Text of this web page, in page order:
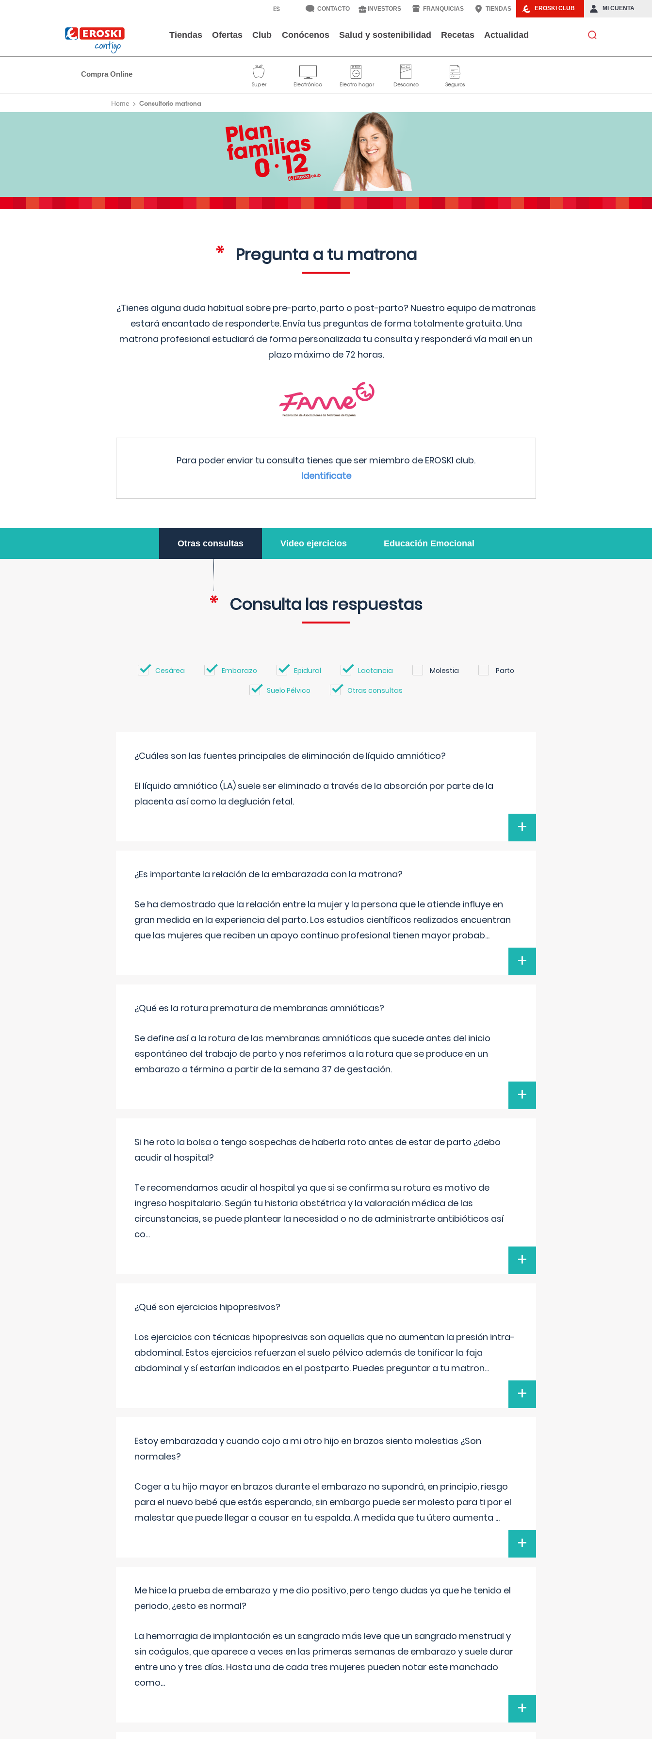
EROSKI CLUB MI CUENTA
CONTACTO INVESTORS FRANQUICIAS TIENDAS
Tiendas Ofertas Club Conócenos Salud y sostenibilidad Recetas Actualidad
Compra Online
Home Consultorio matrona
Pregunta a tu matrona
¿Tienes alguna duda habitual sobre pre-parto, parto o post-parto? Nuestro equipo de matronas
estará encantado de responderte. Envía tus preguntas de forma totalmente gratuita. Una
matrona profesional estudiará de forma personalizada tu consulta y responderá vía mail en un
plazo máximo de 72 horas.
Para poder enviar tu consulta tienes que ser miembro de EROSKI club.
Identificate
Otras consultas Video ejercicios Educación Emocional
Consulta las respuestas
Cesárea Embarazo Epidural Lactancia Molestia Parto
Suelo Pélvico Otras consultas
¿Cuáles son las fuentes principales de eliminación de líquido amniótico?
El líquido amniótico (LA) suele ser eliminado a través de la absorción por parte de la
placenta así como la deglución fetal.
+
¿Es importante la relación de la embarazada con la matrona?
Se ha demostrado que la relación entre la mujer y la persona que le atiende influye en
gran medida en la experiencia del parto. Los estudios científicos realizados encuentran
que las mujeres que reciben un apoyo continuo profesional tienen mayor probab...
+
¿Qué es la rotura prematura de membranas amnióticas?
Se define así a la rotura de las membranas amnióticas que sucede antes del inicio
espontáneo del trabajo de parto y nos referimos a la rotura que se produce en un
embarazo a término a partir de la semana 37 de gestación.
+
Si he roto la bolsa o tengo sospechas de haberla roto antes de estar de parto ¿debo
acudir al hospital?
Te recomendamos acudir al hospital ya que si se confirma su rotura es motivo de
ingreso hospitalario. Según tu historia obstétrica y la valoración médica de las
circunstancias, se puede plantear la necesidad o no de administrarte antibióticos así
co...
+
¿Qué son ejercicios hipopresivos?
Los ejercicios con técnicas hipopresivas son aquellas que no aumentan la presión intra-
abdominal. Estos ejercicios refuerzan el suelo pélvico además de tonificar la faja
abdominal y sí estarían indicados en el postparto. Puedes preguntar a tu matron...
+
Estoy embarazada y cuando cojo a mi otro hijo en brazos siento molestias ¿Son
normales?
Coger a tu hijo mayor en brazos durante el embarazo no supondrá, en principio, riesgo
para el nuevo bebé que estás esperando, sin embargo puede ser molesto para ti por el
malestar que puede llegar a causar en tu espalda. A medida que tu útero aumenta ...
+
Me hice la prueba de embarazo y me dio positivo, pero tengo dudas ya que he tenido el
periodo, ¿esto es normal?
La hemorragia de implantación es un sangrado más leve que un sangrado menstrual y
sin coágulos, que aparece a veces en las primeras semanas de embarazo y suele durar
entre uno y tres días. Hasta una de cada tres mujeres pueden notar este manchado
como...
+